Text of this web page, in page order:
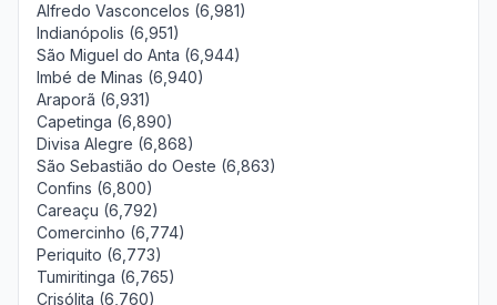
Alfredo Vasconcelos (6,981)
Indianópolis (6,951)
São Miguel do Anta (6,944)
Imbé de Minas (6,940)
Araporã (6,931)
Capetinga (6,890)
Divisa Alegre (6,868)
São Sebastião do Oeste (6,863)
Confins (6,800)
Careaçu (6,792)
Comercinho (6,774)
Periquito (6,773)
Tumiritinga (6,765)
Crisólita (6,760)